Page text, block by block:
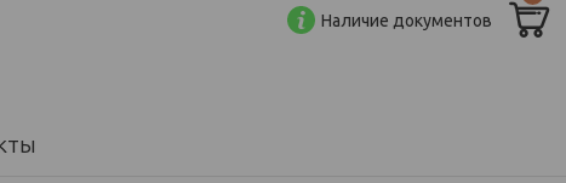
Наличие документов